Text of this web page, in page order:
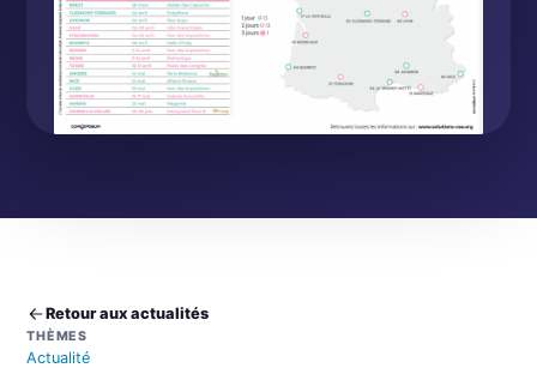
Retour aux actualités
THÈMES
Actualité